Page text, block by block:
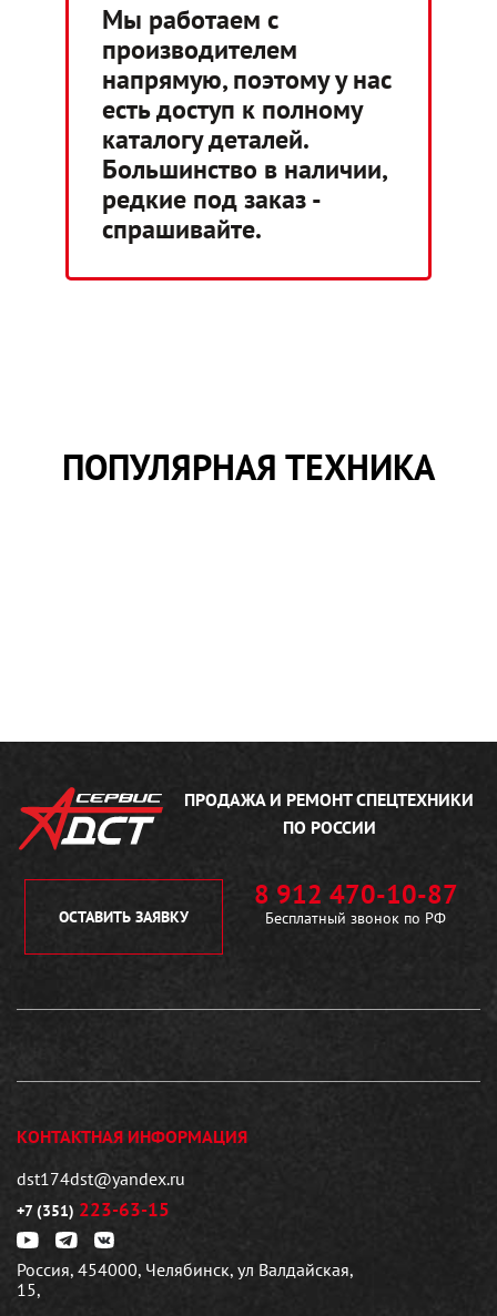
Мы работаем с
производителем
напрямую, поэтому у нас
есть доступ к полному
каталогу деталей.
Большинство в наличии,
редкие под заказ -
спрашивайте.
ПОПУЛЯРНАЯ ТЕХНИКА
ПРОДАЖА И РЕМОНТСПЕЦТЕХНИКИ
ПО РОССИИ
ОСТАВИТЬ ЗАЯВКУ
8 912 470-10-87
Бесплатный звонок по РФ
КОНТАКТНАЯ ИНФОРМАЦИЯ
dst174dst@yandex.ru
+7 (351) 223-63-15
Россия, 454000, Челябинск, ул Валдайская,
15,